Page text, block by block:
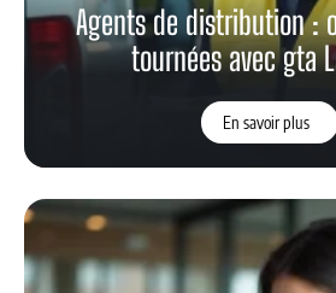
Agents de distribution :
tournées avec gta
En savoir plus